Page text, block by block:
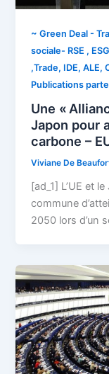
~ Green Deal -
sociale- RSE , ESG
,Trade, IDE, ALE,
Publications
Une «
Japon pour
carbone –
Viviane De
[ad_1] L’UE et
commune
2050 lors d’un